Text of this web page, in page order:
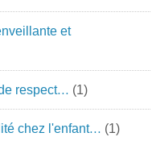
et
respect… (1)
chez l'enfant… (1)